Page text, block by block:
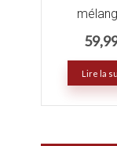
Lire la